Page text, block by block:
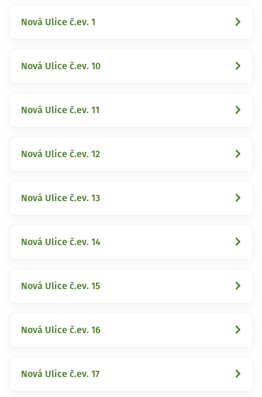
Nová Ulice č.ev. 1
Nová Ulice č.ev. 10
Nová Ulice č.ev. 11
Nová Ulice č.ev. 12
Nová Ulice č.ev. 13
Nová Ulice č.ev. 14
Nová Ulice č.ev. 15
Nová Ulice č.ev. 16
Nová Ulice č.ev. 17